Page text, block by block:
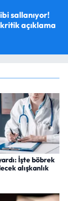
sallanıyor!
açıklama
İşte böbrek
alışkanlık